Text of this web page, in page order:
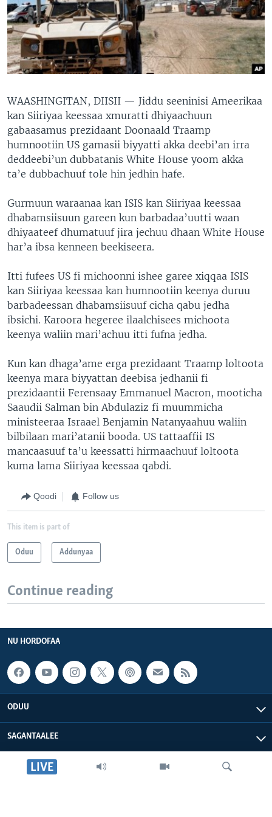
LIVE
WAASHINGITAN, DIISII — Jiddu seeninisi Ameerikaa
kan Siiriyaa keessaa xmuratti dhiyaachuun
gabaasamus prezidaant Doonaald Traamp
humnootiin US gamasii biyyatti akka deebi’an irra
deddeebi’un dubbatanis White House yoom akka
ta’e dubbachuuf tole hin jedhin hafe.
Gurmuun waraanaa kan ISIS kan Siiriyaa keessaa
dhabamsiisuun gareen kun barbadaa’uutti waan
dhiyaateef dhumatuuf jira jechuu dhaan White House
har’a ibsa kenneen beekiseera.
Itti fufees US fi michoonni ishee garee xiqqaa ISIS
kan Siiriyaa keessaa kan humnootiin keenya duruu
barbadeessan dhabamsiisuuf cicha qabu jedha
ibsichi. Karoora hegeree ilaalchisees michoota
keenya waliin mari’achuu itti fufna jedha.
Kun kan dhaga’ame erga prezidaant Traamp loltoota
keenya mara biyyattan deebisa jedhanii fi
prezidaantii Ferensaay Emmanuel Macron, mooticha
Saaudii Salman bin Abdulaziz fi muummicha
ministeeraa Israael Benjamin Natanyaahuu waliin
bilbilaan mari’atanii booda. US tattaaffii IS
mancaasuuf ta’u keessatti hirmaachuuf loltoota
kuma lama Siiriyaa keessaa qabdi.
Qoodi Follow us
This item is part of
Oduu Addunyaa
Continue reading
NU HORDOFAA
ODUU
SAGANTAALEE
WAA’EE KEENYA